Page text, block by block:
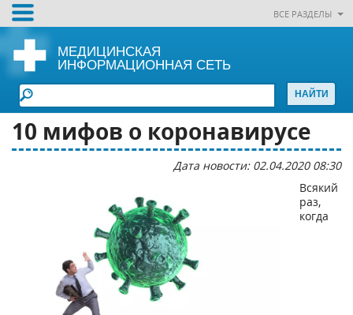
ВСЕ РАЗДЕЛЫ
МЕДИЦИНСКАЯ
ИНФОРМАЦИОННАЯ СЕТЬ
10 мифов о коронавирусе
Дата новости: 02.04.2020 08:30
Всякий
раз,
когда